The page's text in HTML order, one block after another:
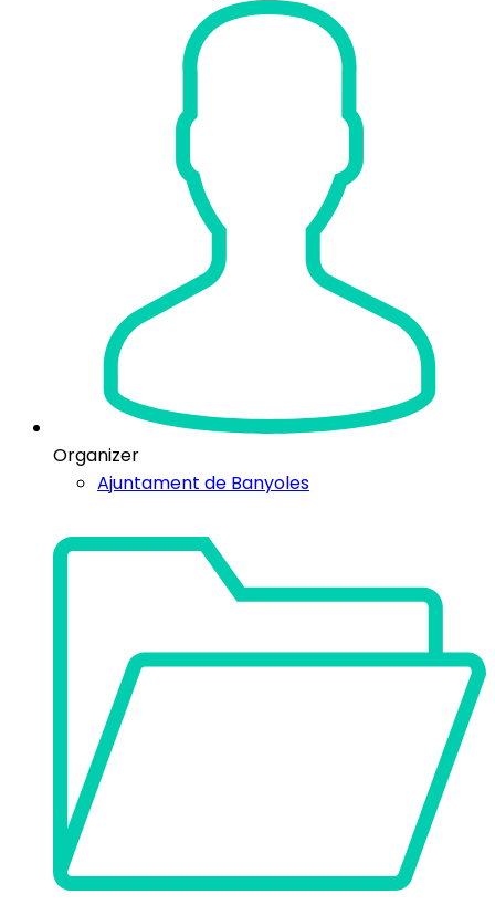
Organizer
Ajuntament de Banyoles